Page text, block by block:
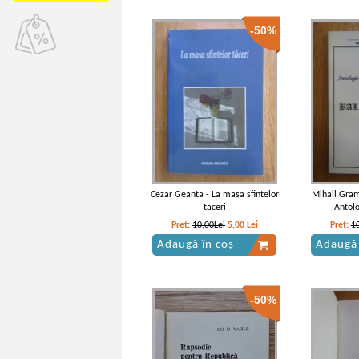
-50%
Cezar Geanta - La masa sfintelor
taceri
Pret: 10,00Lei 5,00 Lei
Adaugă în coș
Mihail
Pret:
-50%